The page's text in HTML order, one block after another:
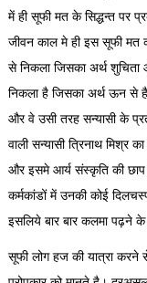
में ही सूफी मत के सिद्धन्त पर
जीवन काल मे ही इस सूफी मत
से निकला जिसका अर्थ
निकला है जिसका अर्थ ऊन से
और वे उसी तरह सन्यासी के
वाली सन्यासी त्रिनाथ मिश्र
और इसमे आर्य संस्कृति की छाप
कर्मकांडों में उनकी कोई
इसलिये बार बार कलमा पढ़ने
सूफी लोग हज की यात्रा करने